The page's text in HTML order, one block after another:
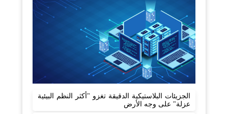
الجزيئات البلاستيكية الدقيقة تغزو "أكثر النظم البيئية
عزلة" على وجه الأرض